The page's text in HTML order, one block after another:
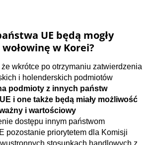
UE będą mogły
w Korei?
wkrótce po otrzymaniu zatwierdzenia
i holenderskich podmiotów
podmioty z innych państw
i one także będą miały możliwość
i wartościowy
dostępu innym państwom
pozostanie priorytetem dla Komisji
stosunkach handlowych z